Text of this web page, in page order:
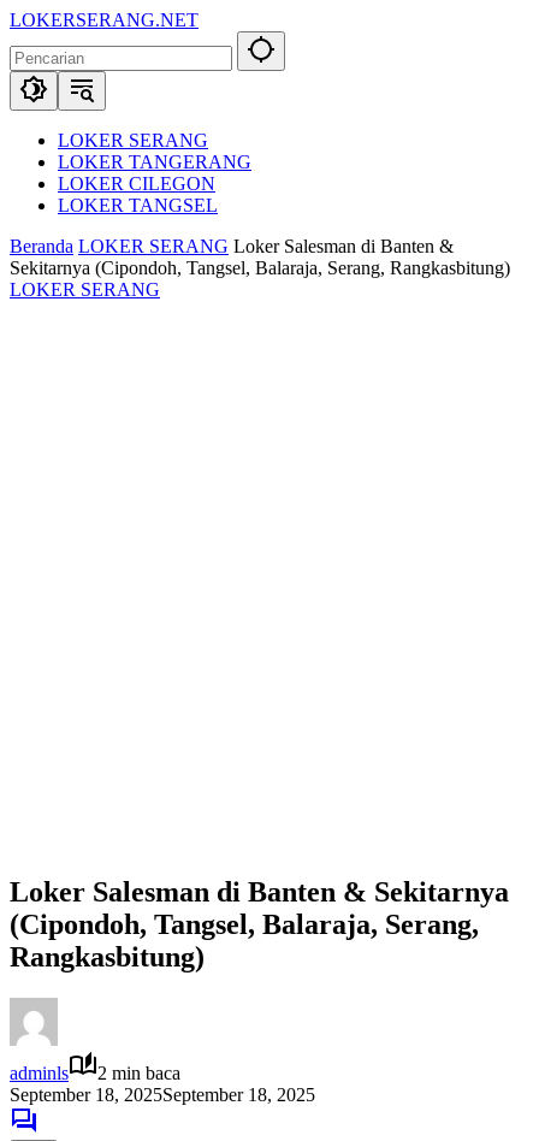
Langsung
konten
LOKERSERANG.NET
Lowongan
Kerja
Serang
SekitarnyaLOKER SERANG
LOKER TANGERANG
LOKER CILEGON
LOKER TANGSEL
Beranda LOKER SERANG Loker Salesman di Banten &
Sekitarnya (Cipondoh, Tangsel, Balaraja, Serang, Rangkasbitung)
LOKER SERANG
Loker Salesman di Banten & Sekitarnya
(Cipondoh, Tangsel, Balaraja, Serang,
Rangkasbitung)
adminls
2 min baca
September 18, 2025September 18, 2025